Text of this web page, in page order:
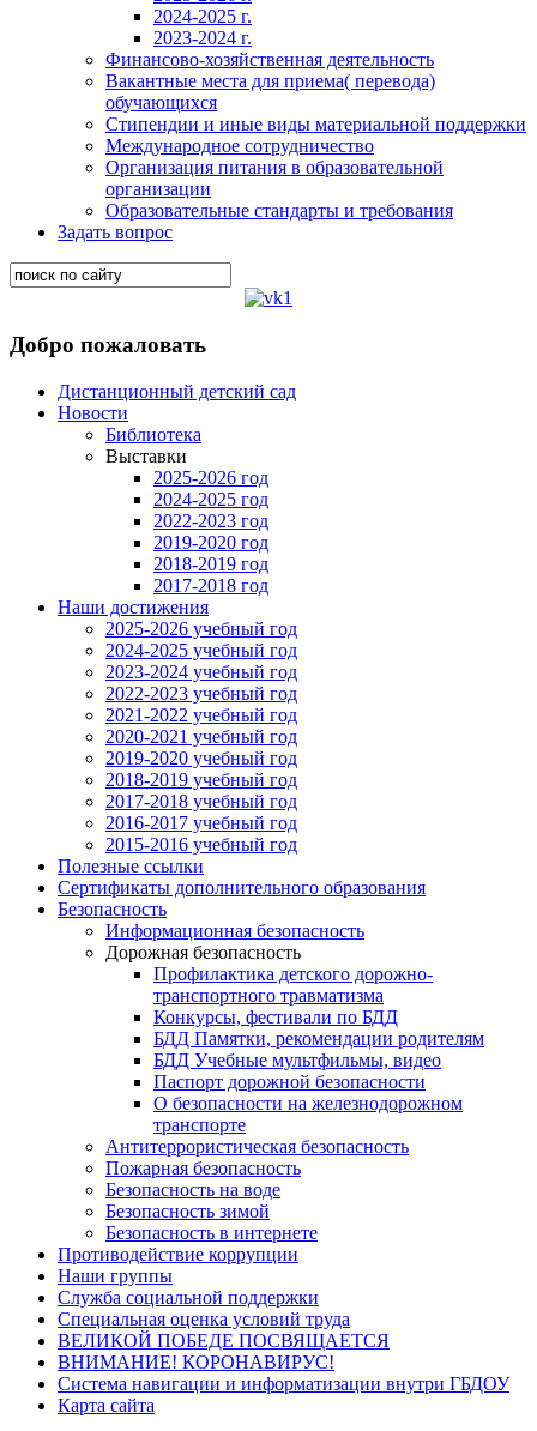
2024-2025 г.
2023-2024 г.
Финансово-хозяйственная деятельность
Вакантные места для приема( перевода)
обучающихся
Стипендии и иные виды материальной поддержки
Международное сотрудничество
Организация питания в образовательной
организации
Образовательные стандарты и требования
Задать вопрос
Добро пожаловать
Дистанционный детский сад
Новости
Библиотека
Выставки
2025-2026 год
2024-2025 год
2022-2023 год
2019-2020 год
2018-2019 год
2017-2018 год
Наши достижения
2025-2026 учебный год
2024-2025 учебный год
2023-2024 учебный год
2022-2023 учебный год
2021-2022 учебный год
2020-2021 учебный год
2019-2020 учебный год
2018-2019 учебный год
2017-2018 учебный год
2016-2017 учебный год
2015-2016 учебный год
Полезные ссылки
Сертификаты дополнительного образования
Безопасность
Информационная безопасность
Дорожная безопасность
Профилактика детского дорожно-
транспортного травматизма
Конкурсы, фестивали по БДД
БДД Памятки, рекомендации родителям
БДД Учебные мультфильмы, видео
Паспорт дорожной безопасности
О безопасности на железнодорожном
транспорте
Антитеррористическая безопасность
Пожарная безопасность
Безопасность на воде
Безопасность зимой
Безопасность в интернете
Противодействие коррупции
Наши группы
Служба социальной поддержки
Специальная оценка условий труда
ВЕЛИКОЙ ПОБЕДЕ ПОСВЯЩАЕТСЯ
ВНИМАНИЕ! КОРОНАВИРУС!
Система навигации и информатизации внутри ГБДОУ
Карта сайта